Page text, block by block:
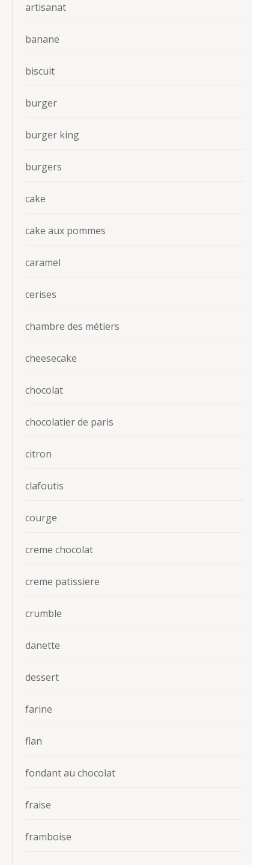
artisanat
banane
biscuit
burger
burger king
burgers
cake
cake aux pommes
caramel
cerises
chambre des métiers
cheesecake
chocolat
chocolatier de paris
citron
clafoutis
courge
creme chocolat
creme patissiere
crumble
danette
dessert
farine
flan
fondant au chocolat
fraise
framboise